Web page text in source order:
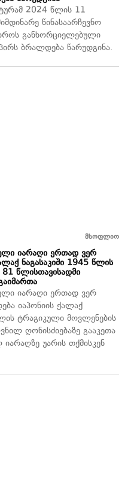
2024 წლის 11
წინასაარჩევნო
განხორციელებული
ბრალდება წარუდგინა.
მსოფლიო
იარაღი ერთად ვერ
ნაგასაკიში 1945 წლის
წლისთავისადმი
იარაღი ერთად ვერ
იაპონიის ქალაქ
ტრაგიკული მოვლენების
ღონისძიებაზე გააკეთა
უარის თქმისკენ